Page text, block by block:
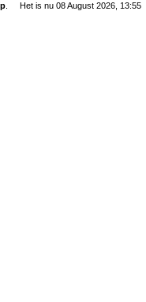
Het is nu 08 August 2026, 13:55